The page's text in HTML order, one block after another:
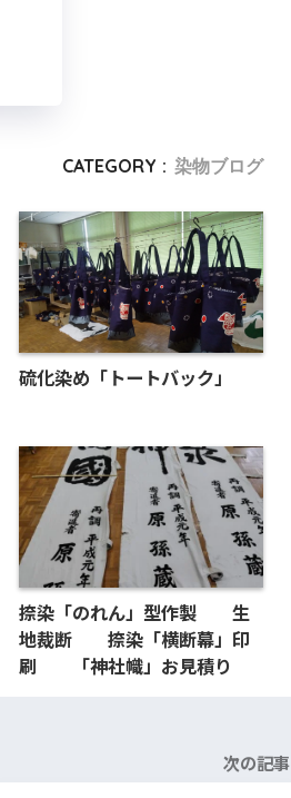
CATEGORY : 染物ブログ
硫化染め「トートバック」
捺染「のれん」型作製 生
地裁断 捺染「横断幕」印
刷 「神社幟」お見積り
次の記事